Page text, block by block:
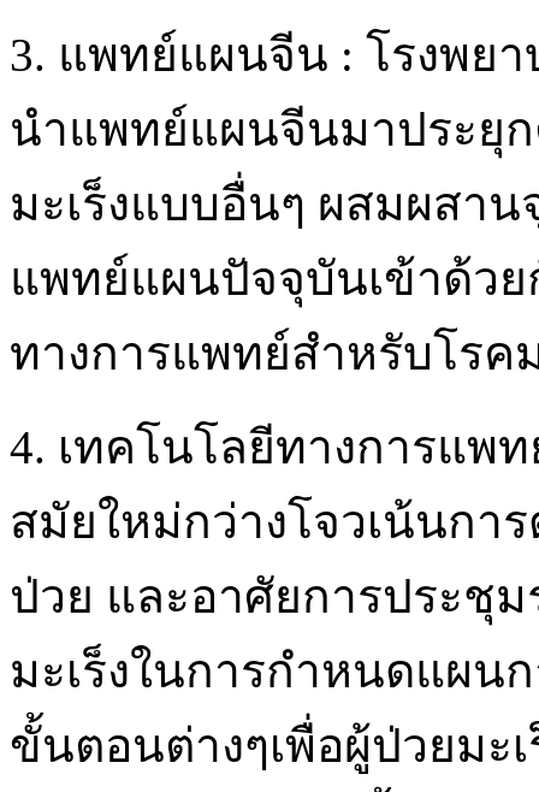
3. แพทย์แผนจีน : โรงพยา
นำแพทย์แผนจีนมาประยุ
มะเร็งแบบอื่นๆ ผสมผสา
แพทย์แผนปัจจุบันเข้าด้ว
ทางการแพทย์สำหรับโรคม
4. เทคโนโลยีทางการแพ
สมัยใหม่กว่างโจวเน้นกา
ป่วย และอาศัยการประชุ
มะเร็งในการกำหนดแผน
ขั้นตอนต่างๆเพื่อผู้ป่วยมะ